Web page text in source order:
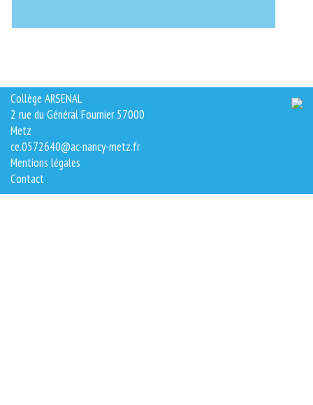
Collège ARSENAL
2 rue du Général Fournier 57000
Metz
ce.0572640@ac-nancy-metz.fr
Mentions légales
Contact